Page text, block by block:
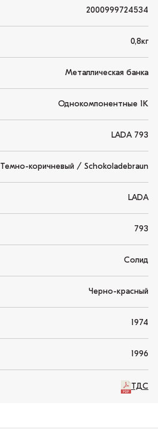
2000999724534
0,8кг
Металлическая банка
Однокомпонентные 1K
LADA 793
Темно-коричневый / Schokoladebraun
LADA
793
Солид
Черно-красный
1974
1996
ТДС